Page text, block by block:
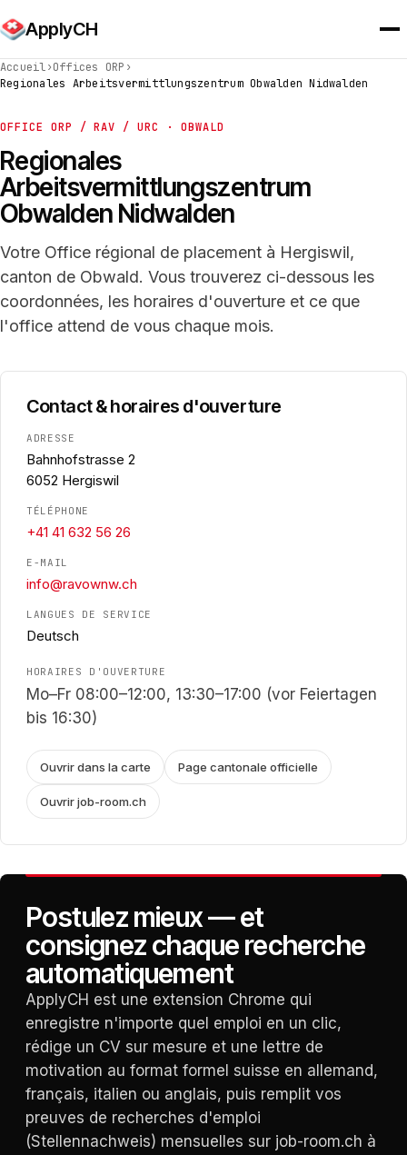
ApplyCH
Accueil›Offices ORP ›
Regionales Arbeitsvermittlungszentrum Obwalden Nidwalden
OFFICE ORP / RAV / URC · OBWALD
Regionales
Arbeitsvermittlungszentrum
Obwalden Nidwalden
Votre Office régional de placement à Hergiswil,
canton de Obwald. Vous trouverez ci-dessous les
coordonnées, les horaires d'ouverture et ce que
l'office attend de vous chaque mois.
Contact & horaires d'ouverture
ADRESSE
Bahnhofstrasse 2
6052 Hergiswil
TÉLÉPHONE
+41 41 632 56 26
E-MAIL
info@ravownw.ch
LANGUES DE SERVICE
Deutsch
HORAIRES D'OUVERTURE
Mo–Fr 08:00–12:00, 13:30–17:00 (vor Feiertagen
bis 16:30)
Ouvrir dans la carte Page cantonale officielle
Ouvrir job-room.ch
Postulez mieux — et
consignez chaque recherche
automatiquement
ApplyCH est une extension Chrome qui
enregistre n'importe quel emploi en un clic,
rédige un CV sur mesure et une lettre de
motivation au format formel suisse en allemand,
français, italien ou anglais, puis remplit vos
preuves de recherches d'emploi
(Stellennachweis) mensuelles sur job-room.ch à